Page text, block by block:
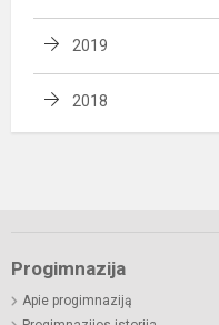
2019
2018
Progimnazija
Apie progimnaziją